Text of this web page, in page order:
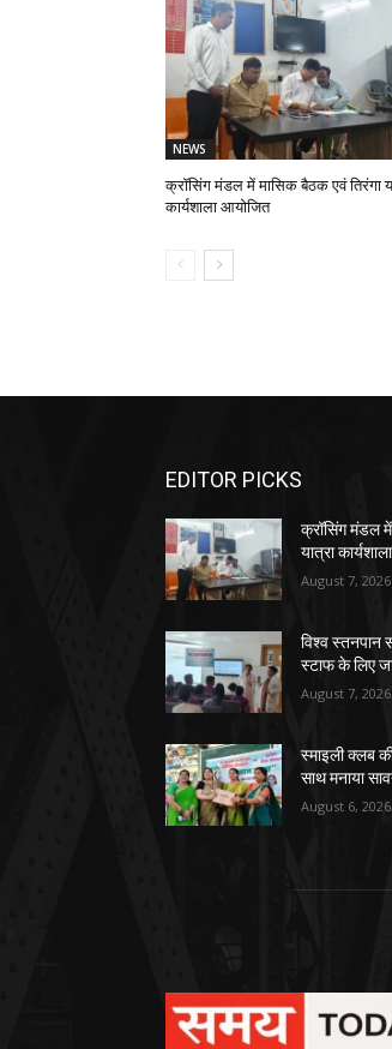
NEWS
क्रॉसिंग मंडल में मासिक बैठक एवं तिरंगा
कार्यशाला आयोजित
EDITOR PICKS
क्रॉसिंग मंडल
यात्रा
August 7, 2026
विश्व स्तनपान
स्टाफ के लिए
August 7, 2026
स्माइली क्लब
साथ मनाया
August 6, 2026